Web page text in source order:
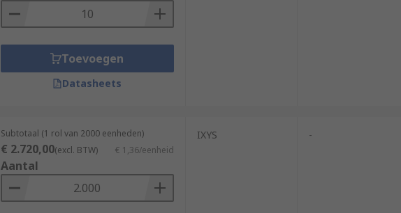
Toevoegen
Datasheets
Subtotaal (1 rol van 2000 eenheden)
€ 2.720,00(excl. BTW) € 1,36/eenheid
Aantal
IXYS -